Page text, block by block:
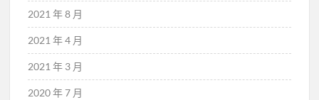
2021 年 8 月
2021 年 4 月
2021 年 3 月
2020 年 7 月